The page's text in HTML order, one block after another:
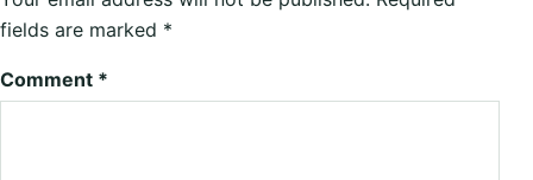
fields are marked *
Comment *